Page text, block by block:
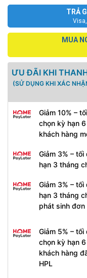
TRẢ
MUA
ƯU ĐÃI KHI
(SỬ DỤNG KHI XÁC
Giảm 10% –
chọn kỳ hạn
khách hàng
Giảm 3% –
hạn 3 tháng
Giảm 3% –
hạn 3 tháng
phát sinh đơn
Giảm 5% –
chọn kỳ hạn
khách hàng
HPL